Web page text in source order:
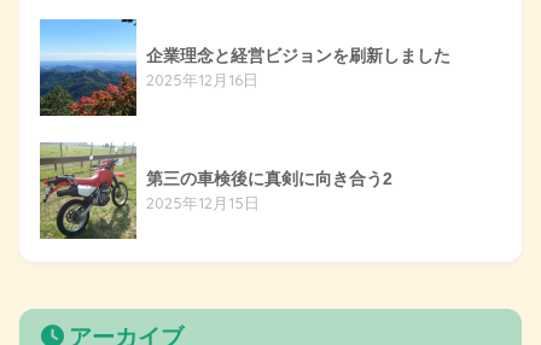
企業理念と経営ビジョンを刷新しました
2025年12月16日
第三の車検後に真剣に向き合う2
2025年12月15日
アーカイブ